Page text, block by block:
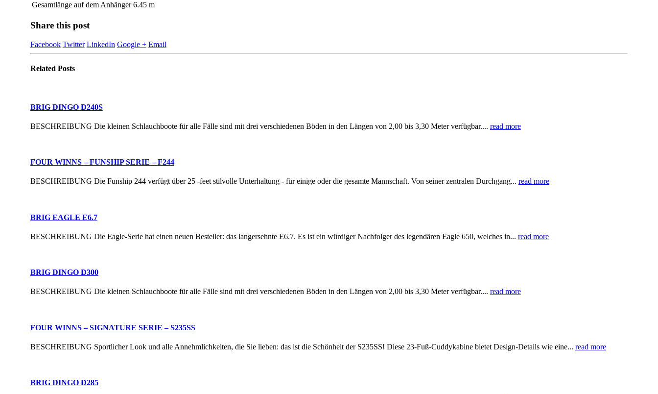
Gesamtlänge auf dem Anhänger 6.45 m
Share this post
Facebook Twitter LinkedIn Google + Email
Related Posts
BRIG DINGO D240S
BESCHREIBUNG Die kleinen Schlauchboote für alle Fälle sind mit drei verschiedenen Böden in den Längen von 2,00 bis 3,30 Meter verfügbar.... read more
FOUR WINNS – FUNSHIP SERIE – F244
BESCHREIBUNG Die Funship 244 verfügt über 25 -feet stilvolle Unterhaltung - für einige oder die gesamte Mannschaft. Von seiner zentralen Durchgang... read more
BRIG EAGLE E6.7
BESCHREIBUNG Die Eagle-Serie hat einen neuen Besteller: das langersehnte E6.7. Es ist ein würdiger Nachfolger des legendären Eagle 650, welches in... read more
BRIG DINGO D300
BESCHREIBUNG Die kleinen Schlauchboote für alle Fälle sind mit drei verschiedenen Böden in den Längen von 2,00 bis 3,30 Meter verfügbar.... read more
FOUR WINNS – SIGNATURE SERIE – S235SS
BESCHREIBUNG Sportlicher Look und alle Annehmlichkeiten, die Sie lieben: das ist die Schönheit der S235SS! Diese 23-Fuß-Cuddykabine bietet Design-Details wie eine... read more
BRIG DINGO D285